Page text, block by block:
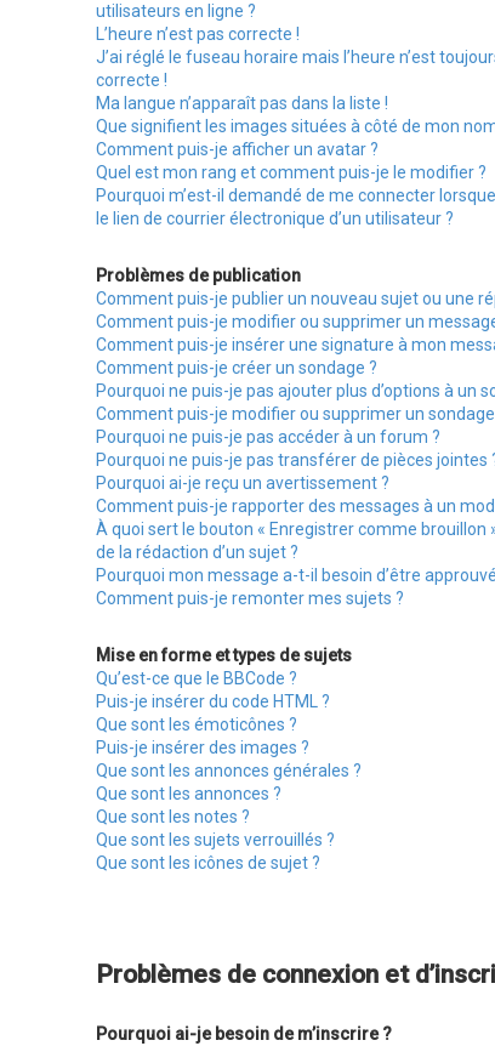
utilisateurs en ligne ?
L’heure n’est pas correcte !
J’ai réglé le fuseau horaire mais l’heure n’est
correcte !
Ma langue n’apparaît pas dans la liste !
Que signifient les images situées à côté de mon
Comment puis-je afficher un avatar ?
Quel est mon rang et comment puis-je le modifier ?
Pourquoi m’est-il demandé de me connecter
le lien de courrier électronique d’un utilisateur ?
Problèmes de publication
Comment puis-je publier un nouveau sujet ou une
Comment puis-je modifier ou supprimer un
Comment puis-je insérer une signature à mon
Comment puis-je créer un sondage ?
Pourquoi ne puis-je pas ajouter plus d’options à un
Comment puis-je modifier ou supprimer un sondage
Pourquoi ne puis-je pas accéder à un forum ?
Pourquoi ne puis-je pas transférer de pièces jointes
Pourquoi ai-je reçu un avertissement ?
Comment puis-je rapporter des messages à un
À quoi sert le bouton « Enregistrer comme brouillon
de la rédaction d’un sujet ?
Pourquoi mon message a-t-il besoin d’être
Comment puis-je remonter mes sujets ?
Mise en forme et types de sujets
Qu’est-ce que le BBCode ?
Puis-je insérer du code HTML ?
Que sont les émoticônes ?
Puis-je insérer des images ?
Que sont les annonces générales ?
Que sont les annonces ?
Que sont les notes ?
Que sont les sujets verrouillés ?
Que sont les icônes de sujet ?
Problèmes de connexion et
Pourquoi ai-je besoin de m’inscrire ?